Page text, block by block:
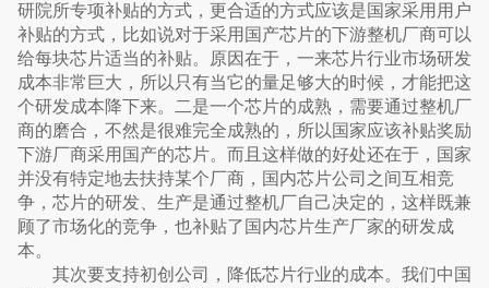
研院所专项补贴的方式，更合适的方式应该是国家采用用户
补贴的方式，比如说对于采用国产芯片的下游整机厂商可以
给每块芯片适当的补贴。原因在于，一来芯片行业市场研发
成本非常巨大，所以只有当它的量足够大的时候，才能把这
个研发成本降下来。二是一个芯片的成熟，需要通过整机厂
商的磨合，不然是很难完全成熟的，所以国家应该补贴奖励
下游厂商采用国产的芯片。而且这样做的好处还在于，国家
并没有特定地去扶持某个厂商，国内芯片公司之间互相竞
争，芯片的研发、生产是通过整机厂自己决定的，这样既兼
顾了市场化的竞争，也补贴了国内芯片生产厂家的研发成
本。
其次要支持初创公司，降低芯片行业的成本。我们中国